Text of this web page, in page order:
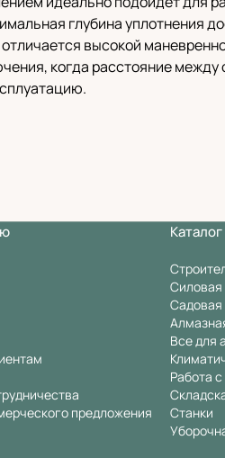
глубина уплотнения
высокой
когда расстояние
предложения
Каталог
Силовая
Садовая
Все для
Работа
Станки